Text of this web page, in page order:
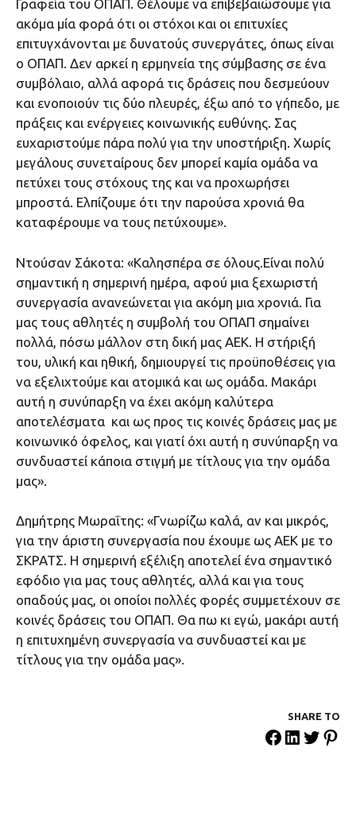
Γραφεία του ΟΠΑΠ. Θέλουμε να επιβεβαιώσουμε για
ακόμα μία φορά ότι οι στόχοι και οι επιτυχίες
επιτυγχάνονται με δυνατούς συνεργάτες, όπως είναι
ο ΟΠΑΠ. Δεν αρκεί η ερμηνεία της σύμβασης σε ένα
συμβόλαιο, αλλά αφορά τις δράσεις που δεσμεύουν
και ενοποιούν τις δύο πλευρές, έξω από το γήπεδο, με
πράξεις και ενέργειες κοινωνικής ευθύνης. Σας
ευχαριστούμε πάρα πολύ για την υποστήριξη. Χωρίς
μεγάλους συνεταίρους δεν μπορεί καμία ομάδα να
πετύχει τους στόχους της και να προχωρήσει
μπροστά. Ελπίζουμε ότι την παρούσα χρονιά θα
καταφέρουμε να τους πετύχουμε».
Ντούσαν Σάκοτα: «Καλησπέρα σε όλους.Είναι πολύ
σημαντική η σημερινή ημέρα, αφού μια ξεχωριστή
συνεργασία ανανεώνεται για ακόμη μια χρονιά. Για
μας τους αθλητές η συμβολή του ΟΠΑΠ σημαίνει
πολλά, πόσω μάλλον στη δική μας ΑΕΚ. Η στήριξή
του, υλική και ηθική, δημιουργεί τις προϋποθέσεις για
να εξελιχτούμε και ατομικά και ως ομάδα. Μακάρι
αυτή η συνύπαρξη να έχει ακόμη καλύτερα
αποτελέσματα και ως προς τις κοινές δράσεις μας με
κοινωνικό όφελος, και γιατί όχι αυτή η συνύπαρξη να
συνδυαστεί κάποια στιγμή με τίτλους για την ομάδα
μας».
Δημήτρης Μωραΐτης: «Γνωρίζω καλά, αν και μικρός,
για την άριστη συνεργασία που έχουμε ως ΑΕΚ με το
ΣΚΡΑΤΣ. Η σημερινή εξέλιξη αποτελεί ένα σημαντικό
εφόδιο για μας τους αθλητές, αλλά και για τους
οπαδούς μας, οι οποίοι πολλές φορές συμμετέχουν σε
κοινές δράσεις του ΟΠΑΠ. Θα πω κι εγώ, μακάρι αυτή
η επιτυχημένη συνεργασία να συνδυαστεί και με
τίτλους για την ομάδα μας».
SHARE ΤΟ